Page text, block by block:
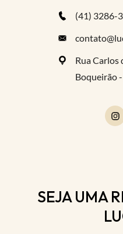
(41) 3286-
Rua Carlos
Boqueirão
SEJA UMA